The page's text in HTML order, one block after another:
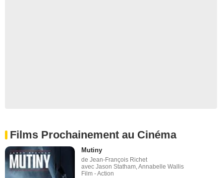
Films Prochainement au Cinéma
Mutiny
de Jean-François Richet
avec Jason Statham, Annabelle Wallis
Film - Action